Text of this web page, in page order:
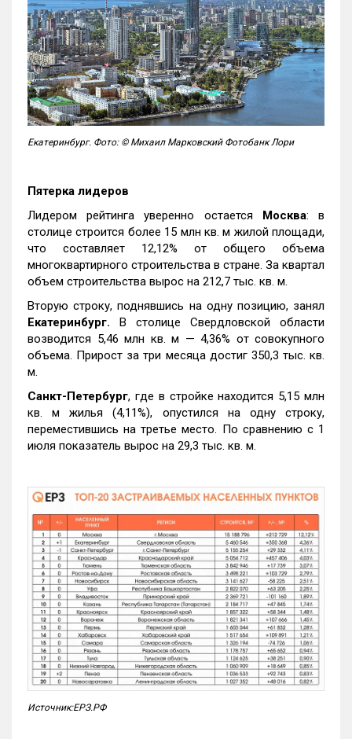
Екатеринбург. Фото: © Михаил Марковский Фотобанк Лори
Пятерка лидеров
Лидером рейтинга уверенно остается Москва: в
столице строится более 15 млн кв. м жилой площади,
что составляет 12,12% от общего объема
многоквартирного строительства в стране. За квартал
объем строительства вырос на 212,7 тыс. кв. м.
Вторую строку, поднявшись на одну позицию, занял
Екатеринбург. В столице Свердловской области
возводится 5,46 млн кв. м — 4,36% от совокупного
объема. Прирост за три месяца достиг 350,3 тыс. кв.
м.
Санкт-Петербург, где в стройке находится 5,15 млн
кв. м жилья (4,11%), опустился на одну строку,
переместившись на третье место. По сравнению с 1
июля показатель вырос на 29,3 тыс. кв. м.
Источник:ЕРЗ.РФ